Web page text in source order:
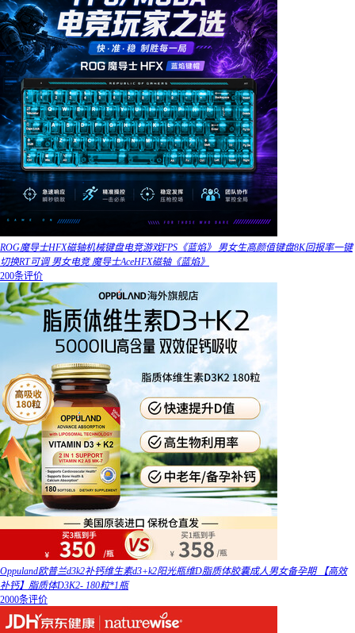
ROG魔导士HFX磁轴机械键盘电竞游戏FPS《蓝焰》 男女生高颜值键盘8K回报率一键
切换RT可调 男女电竞 魔导士AceHFX磁轴《蓝焰》
200条评价
Oppuland欧普兰d3k2补钙维生素d3+k2阳光瓶维D脂质体胶囊成人男女备孕期 【高效
补钙】脂质体D3K2- 180粒*1瓶
2000条评价